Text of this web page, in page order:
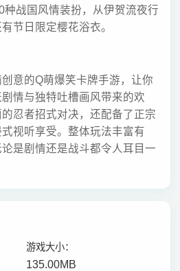
战国风情装扮，从伊贺流夜行
节日限定樱花浴衣。
意的Q萌爆笑卡牌手游，让你
情与独特吐槽画风带来的欢
忍者招式对决，还配备了正宗
视听享受。整体玩法丰富有
是剧情还是战斗都令人耳目一
游戏大小：
135.00MB